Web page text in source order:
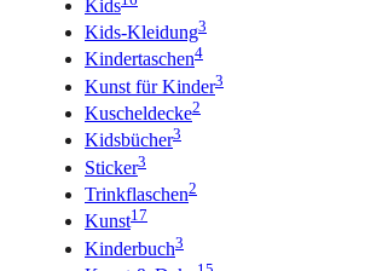
Kids
Kids-Kleidung3
Kindertaschen4
Kunst für Kinder3
Kuscheldecke2
Kidsbücher3
Sticker3
Trinkflaschen2
Kunst17
Kinderbuch3